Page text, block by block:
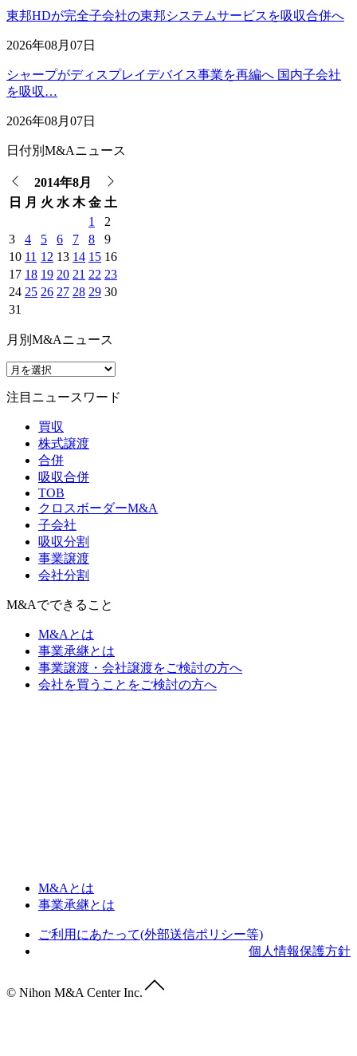
東邦HDが完全子会社の東邦システムサービスを吸収合併へ
2026年08月07日
シャープがディスプレイデバイス事業を再編へ 国内子会社
を吸収…
2026年08月07日
日付別M&Aニュース
2014年8月
日
月 火 水 木 金 土
1
2
3
4 5 6 7 8
9
10 11 12 13 14 15 16
17 18 19 20 21 22 23
24 25 26 27 28 29 30
31
月別M&Aニュース
注目ニュースワード
買収
株式譲渡
合併
吸収合併
TOB
クロスボーダーM&A
子会社
吸収分割
事業譲渡
会社分割
M&Aでできること
M&Aとは
事業承継とは
事業譲渡・会社譲渡をご検討の方へ
会社を買うことをご検討の方へ
M&Aとは
事業承継とは
ご利用にあたって(外部送信ポリシー等)
個人情報保護方針
© Nihon M&A Center Inc.